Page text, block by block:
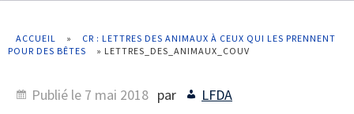
ACCUEIL »
CR : LETTRES DES ANIMAUX À CEUX QUI LES PRENNENT
POUR DES BÊTES
» LETTRES_DES_ANIMAUX_COUV
Publié le 7 mai 2018 par LFDA